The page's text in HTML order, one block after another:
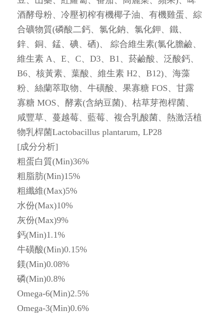
酒酵母粉、冷壓初榨有機椰子油、有機雞蛋、綜
合礦物質(磷酸二鈣、氯化鈉、氯化鉀、鐵、
鋅、銅、錳、碘、硒)、 綜合維生素(氯化膽鹼、
維生素 A、E、C、D3、B1、菸鹼酸、泛酸鈣、
B6、核黃素、葉酸、維生素 H2、B12)、海藻
粉、絲蘭萃取物、牛磺酸、果寡糖 FOS、甘露
寡糖 MOS、酵素(含納豆菌)、枯草芽孢桿菌、
咸豐草、蔓越莓、藍莓、複合乳酸菌、熱激活植
物乳桿菌Lactobacillus plantarum, LP28
[成分分析]
粗蛋白質(Min)36%
粗脂肪(Min)15%
粗纖維(Max)5%
水份(Max)10%
灰份(Max)9%
鈣(Min)1.1%
牛磺酸(Min)0.15%
鎂(Min)0.08%
磷(Min)0.8%
Omega-6(Min)2.5%
Omega-3(Min)0.6%